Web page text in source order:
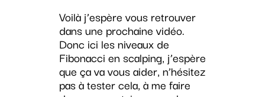
Voilà j’espère vous retrouver
dans une prochaine vidéo.
Donc ici les niveaux de
Fibonacci en scalping, j’espère
que ça va vous aider, n’hésitez
pas à tester cela, à me faire